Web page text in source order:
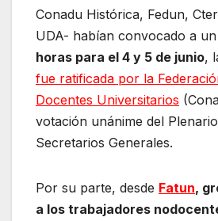
Conadu Histórica, Fedun,
UDA- habían convocado a un
horas para el 4 y 5 de junio,
fue ratificada por la
Docentes Universitarios
votación unánime del
Secretarios Generales.
Por su parte, desde Fatun,
a los trabajadores